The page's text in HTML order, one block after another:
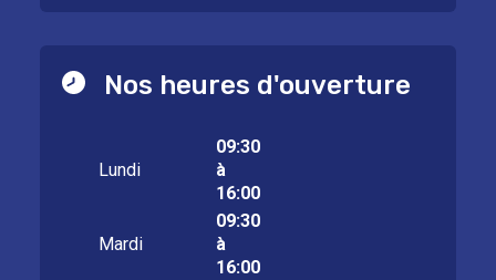
Nos heures d'ouverture
Lundi
09:30
à
16:00
Mardi
09:30
à
16:00